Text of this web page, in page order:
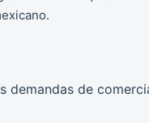
demandas de